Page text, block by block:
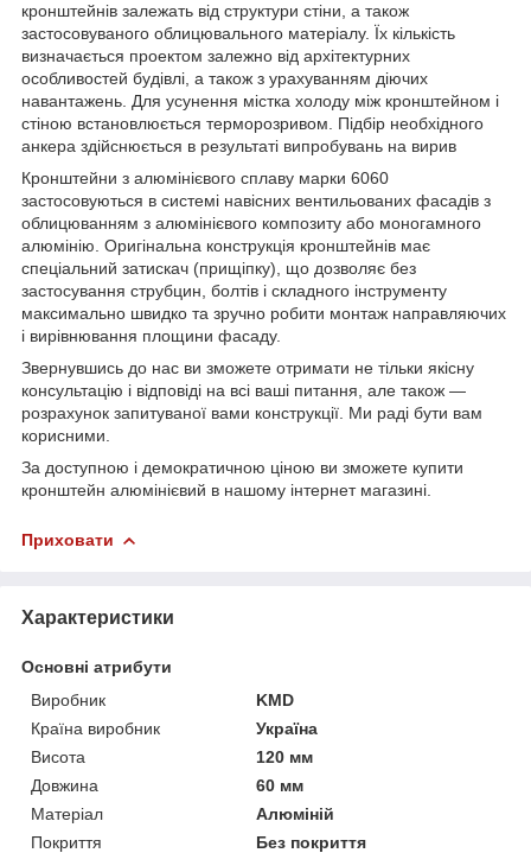
кронштейнів залежать від структури стіни, а також
застосовуваного облицювального матеріалу. Їх кількість
визначається проектом залежно від архітектурних
особливостей будівлі, а також з урахуванням діючих
навантажень. Для усунення містка холоду між кронштейном і
стіною встановлюється терморозривом. Підбір необхідного
анкера здійснюється в результаті випробувань на вирив
Кронштейни з алюмінієвого сплаву марки 6060
застосовуються в системі навісних вентильованих фасадів з
облицюванням з алюмінієвого композиту або моногамного
алюмінію. Оригінальна конструкція кронштейнів має
спеціальний затискач (прищіпку), що дозволяє без
застосування струбцин, болтів і складного інструменту
максимально швидко та зручно робити монтаж направляючих
і вирівнювання площини фасаду.
Звернувшись до нас ви зможете отримати не тільки якісну
консультацію і відповіді на всі ваші питання, але також ―
розрахунок запитуваної вами конструкції. Ми раді бути вам
корисними.
За доступною і демократичною ціною ви зможете купити
кронштейн алюмінієвий в нашому інтернет магазині.
Приховати
Характеристики
Основні атрибути
Виробник
KMD
Країна виробник
Україна
Висота
120 мм
Довжина
60 мм
Матеріал
Алюміній
Покриття
Без покриття